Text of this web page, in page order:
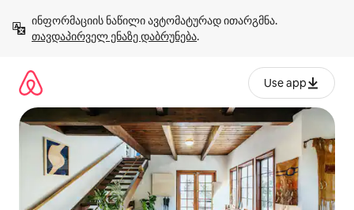
გადასვლა
თავდაპირველ ენაზე დაბრუნება.
Use app